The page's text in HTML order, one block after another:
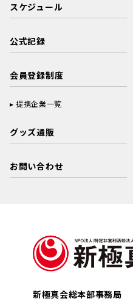
スケジュール
公式記録
会員登録制度
提携企業一覧
グッズ通販
お問い合わせ
新極真会総本部事務局